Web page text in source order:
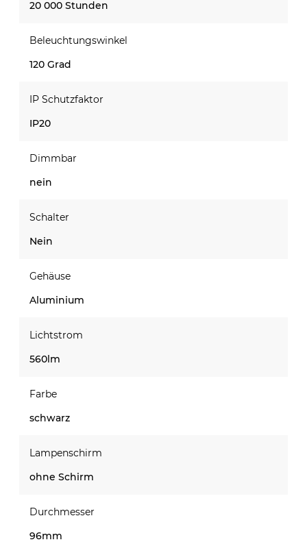
20 000 Stunden
Beleuchtungswinkel
120 Grad
IP Schutzfaktor
IP20
Dimmbar
nein
Schalter
Nein
Gehäuse
Aluminium
Lichtstrom
560lm
Farbe
schwarz
Lampenschirm
ohne Schirm
Durchmesser
96mm